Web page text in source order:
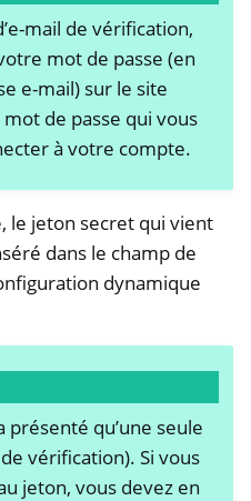
mail de vérification,
mot de passe (en
e-mail) sur le site
de passe qui vous
à votre compte.
le jeton secret qui vient
dans le champ de
dynamique
qu’une seule
vérification). Si vous
jeton, vous devez en